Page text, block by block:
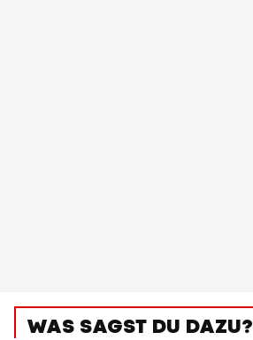
WAS SAGST DU DAZU?